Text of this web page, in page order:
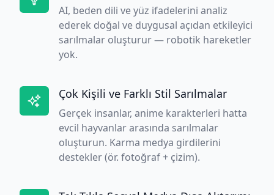
AI, beden dili ve yüz ifadelerini analiz
ederek doğal ve duygusal açıdan etkileyici
sarılmalar oluşturur — robotik hareketler
yok.
Çok Kişili ve Farklı Stil Sarılmalar
Gerçek insanlar, anime karakterleri hatta
evcil hayvanlar arasında sarılmalar
oluşturun. Karma medya girdilerini
destekler (ör. fotoğraf + çizim).